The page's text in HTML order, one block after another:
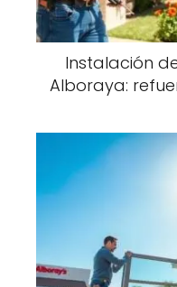
Instalación
Alboraya: